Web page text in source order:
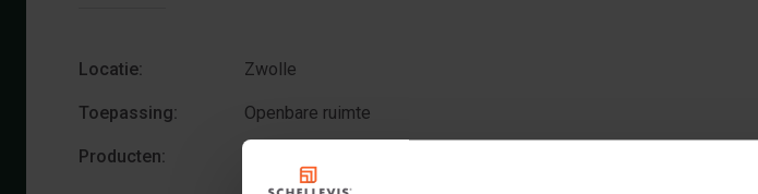
Locatie: Zwolle
Toepassing: Openbare ruimte
Producten:
Zitelement 200x60x40 Antraciet